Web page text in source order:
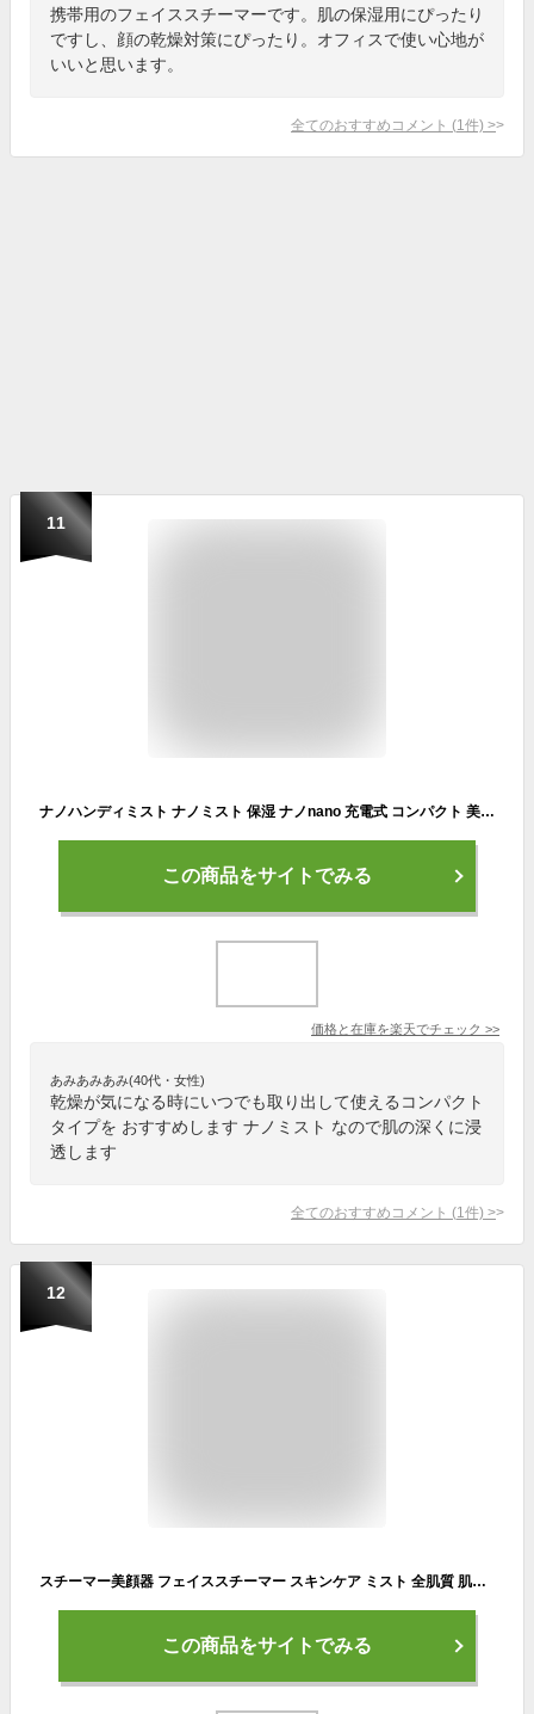
携帯用のフェイススチーマーです。肌の保湿用にぴったり
ですし、顔の乾燥対策にぴったり。オフィスで使い心地が
いいと思います。
全てのおすすめコメント (1 件) >
11
ナノハンディミスト ナノミスト 保湿 ナノnano 充電式 コンパクト 美肌 潤い 乾燥 携帯 ポーチ 持ち運び スチーム スキンケア ヘアスチーマー フェイススチーマー 敏感肌 毛穴 プレゼント 贈り物 送料無料 保湿 美容 家電
この商品をサイトでみる
価格と在庫を楽天でチェック >>
あみあみあみ(40代・女性)
乾燥が気になる時にいつでも取り出して使えるコンパクト
タイプを おすすめします ナノミスト なので肌の深くに浸
透します
全てのおすすめコメント (1 件) >
12
スチーマー美顔器 フェイススチーマー スキンケア ミスト 全肌質 肌乾燥対策 携帯 加湿 プレゼント 保湿ケア 化粧直し 保湿 潤い 毛穴ケア USB充電 水分補給メーター ナノスプレー 美容器具 コールドスプレー加湿 ミニ 小さい ヘルド
この商品をサイトでみる